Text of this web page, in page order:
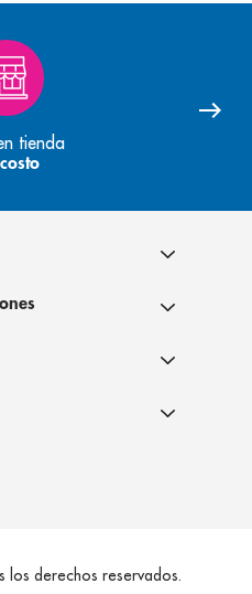
tienda
derechos reservados.